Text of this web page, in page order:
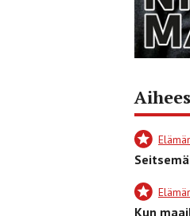
Kun